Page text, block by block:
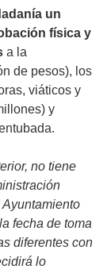
un
física y
a la
de pesos), los
viáticos y
y
no tiene
fecha de toma
diferentes con
lo